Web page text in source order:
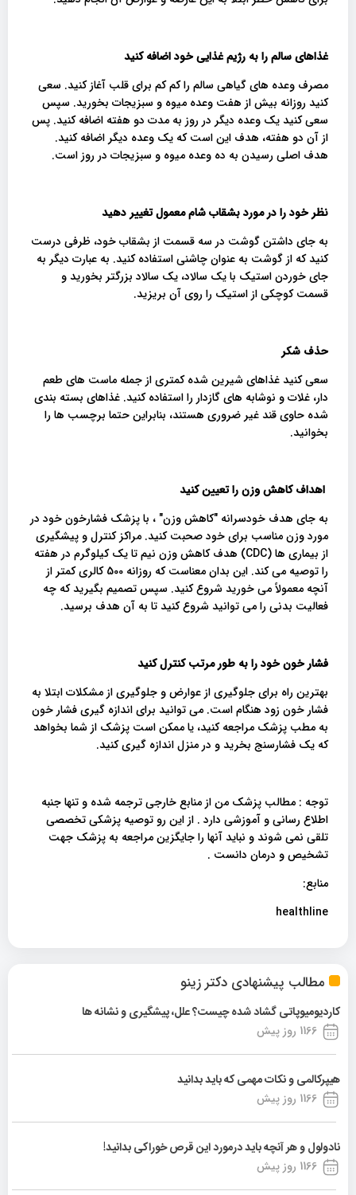
مطالب پیشنهادی دکتر زینو
کاردیومیوپاتی گشاد شده چیست؟ علل، پیشگیری و نشانه ها
1166 روز پیش
هیپرکالمی و نکات مهمی که باید بدانید
1166 روز پیش
نادولول و هر آنچه باید درمورد این قرص خوراکی بدانید!
1166 روز پیش
غذاهای سالم را به رژیم غذایی خود اضافه کنید
مصرف وعده های گیاهی سالم را کم کم برای قلب آغاز کنید. سعی
کنید روزانه بیش از هفت وعده میوه و سبزیجات بخورید. سپس
سعی کنید یک وعده دیگر در روز به مدت دو هفته اضافه کنید. پس
از آن دو هفته، هدف این است که یک وعده دیگر اضافه کنید.
هدف اصلی رسیدن به ده وعده میوه و سبزیجات در روز است.
نظر خود را در مورد بشقاب شام معمول ​​تغییر دهید
به جای داشتن گوشت در سه قسمت از بشقاب خود، ظرفی درست
کنید که از گوشت به عنوان چاشنی استفاده کنید. به عبارت دیگر به
جای خوردن استیک با یک سالاد، یک سالاد بزرگتر بخورید و
قسمت کوچکی از استیک را روی آن بریزید.
حذف شکر
سعی کنید غذاهای شیرین شده کمتری از جمله ماست های طعم
دار، غلات و نوشابه های گازدار را استفاده کنید. غذاهای بسته بندی
شده حاوی قند غیر ضروری هستند، بنابراین حتما برچسب ها را
بخوانید.
اهداف کاهش وزن را تعیین کنید
به جای هدف خودسرانه "کاهش وزن" ، با پزشک فشارخون خود در
مورد وزن مناسب برای خود صحبت کنید. مراکز کنترل و پیشگیری
از بیماری ها (CDC) هدف کاهش وزن نیم تا یک کیلوگرم در هفته
را توصیه می کند. این بدان معناست که روزانه 500 کالری کمتر از
آنچه معمولاً می خورید شروع کنید. سپس تصمیم بگیرید که چه
فعالیت بدنی را می توانید شروع کنید تا به آن هدف برسید.
فشار خون خود را به طور مرتب کنترل کنید
بهترین راه برای جلوگیری از عوارض و جلوگیری از مشکلات ابتلا به
فشار خون زود هنگام است. می توانید برای اندازه گیری فشار خون
به مطب پزشک مراجعه کنید، یا ممکن است پزشک از شما بخواهد
که یک فشارسنج بخرید و در منزل اندازه گیری کنید.
توجه : مطالب پزشک من از منابع خارجی ترجمه شده و تنها جنبه
اطلاع رسانی و آموزشی دارد . از این رو توصیه پزشکی تخصصی
تلقی نمی شوند و نباید آنها را جایگزین مراجعه به پزشک جهت
تشخیص و درمان دانست .
منابع:
healthline